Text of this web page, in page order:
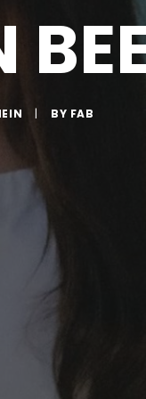
| BY FAB